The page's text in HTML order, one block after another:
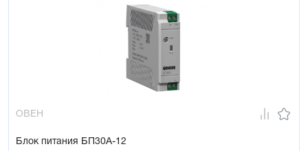
ОВЕН
Блок питания БП30А-12